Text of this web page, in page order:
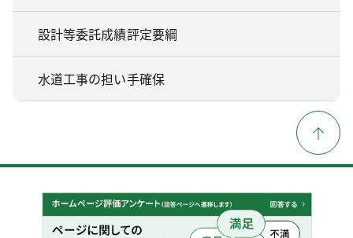
設計等委託成績評定要綱
水道工事の担い手確保